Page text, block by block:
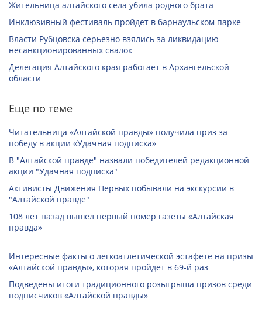
Жительница алтайского села убила родного брата
Инклюзивный фестиваль пройдет в барнаульском парке
Власти Рубцовска серьезно взялись за ликвидацию
несанкционированных свалок
Делегация Алтайского края работает в Архангельской
области
Еще по теме
Читательница «Алтайской правды» получила приз за
победу в акции «Удачная подписка»
В "Алтайской правде" назвали победителей редакционной
акции "Удачная подписка"
Активисты Движения Первых побывали на экскурсии в
"Алтайской правде"
108 лет назад вышел первый номер газеты «Алтайская
правда»
Интересные факты о легкоатлетической эстафете на призы
«Алтайской правды», которая пройдет в 69-й раз
Подведены итоги традиционного розыгрыша призов среди
подписчиков «Алтайской правды»